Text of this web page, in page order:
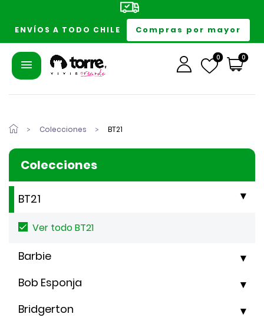
ENVÍOS A TODO CHILE Compras por mayor
0 0
Colecciones BT21
Colecciones
Ver todo BT21
BT21
Barbie
Bob Esponja
Bridgerton